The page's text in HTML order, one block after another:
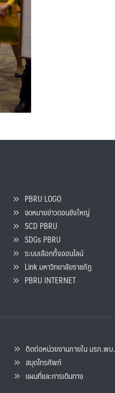
PBRU LOGO
จดหมายข่าวดอนขังใหญ่
SCD PBRU
SDGs PBRU
ระบบเลือกตั้งออนไลน์
Link มหาวิทยาลัยราชภัฏ
PBRU INTERNET
ติดต่อหน่วยงานภายใน มรภ.พบ.
สมุดโทรศัพท์
แผนที่และการเดินทาง